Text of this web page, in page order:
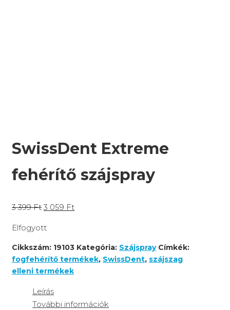
SwissDent Extreme
fehérítő szájspray
3 399Ft 3 059 Ft
Elfogyott
Cikkszám: 19103 Kategória: Szájspray Címkék:
fogfehérítő termékek, SwissDent, szájszag
elleni termékek
Leírás
További információk